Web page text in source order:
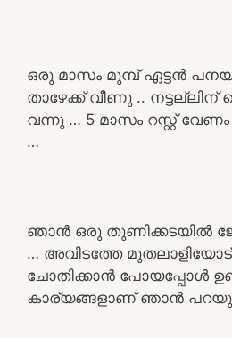
ഒരു മാസം മുമ്പ് ഏട്ടൻ
താഴേക്ക് വീണു .. നട്ടല്ലിന്
വന്നു … 5 മാസം റസ്റ്റ്
…
ഞാൻ ഒരു തുണിക്കടയിൽ
… അവിടത്തേ
ചോതിക്കാൻ പോയപ്പോൾ
കാര്യങ്ങളാണ് ഞാൻ